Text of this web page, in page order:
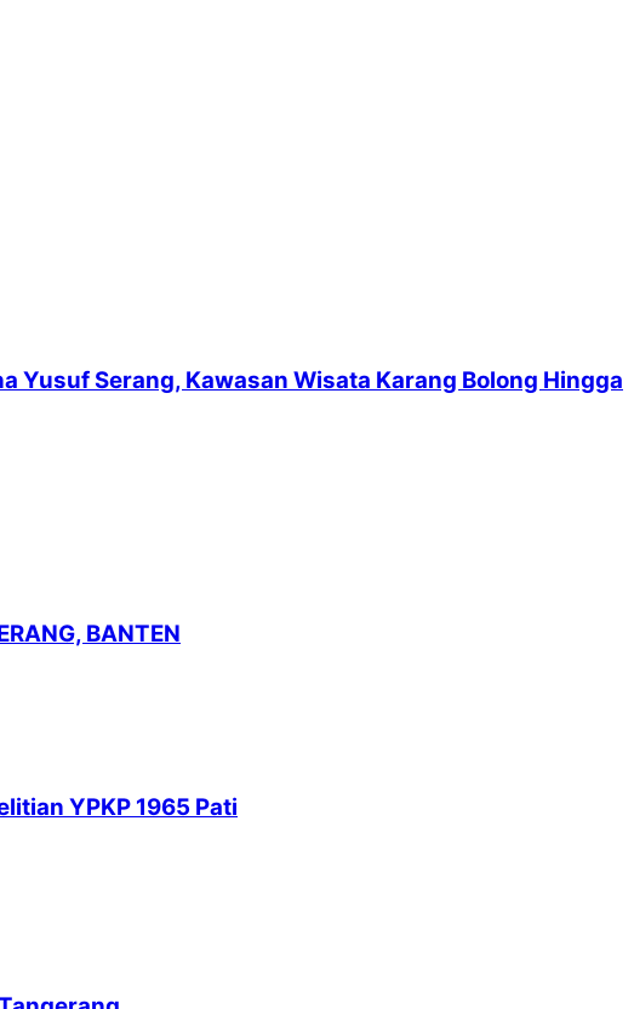
Yusuf Serang, Kawasan Wisata Karang Bolong Hingga
BANTEN
YPKP 1965 Pati